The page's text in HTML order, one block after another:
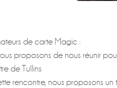
de carte Magic :
proposons de nous réunir
de Tullins
rencontre, nous proposons